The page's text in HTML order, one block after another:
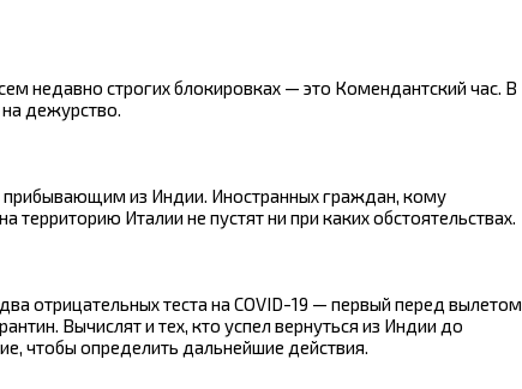
недавно строгих блокировках — это Комендантский час. В
дежурство.
прибывающим из Индии. Иностранных граждан, кому
Италии не пустят ни при каких обстоятельствах.
отрицательных теста на COVID-19 — первый перед вылетом
Вычислят и тех, кто успел вернуться из Индии до
чтобы определить дальнейшие действия.